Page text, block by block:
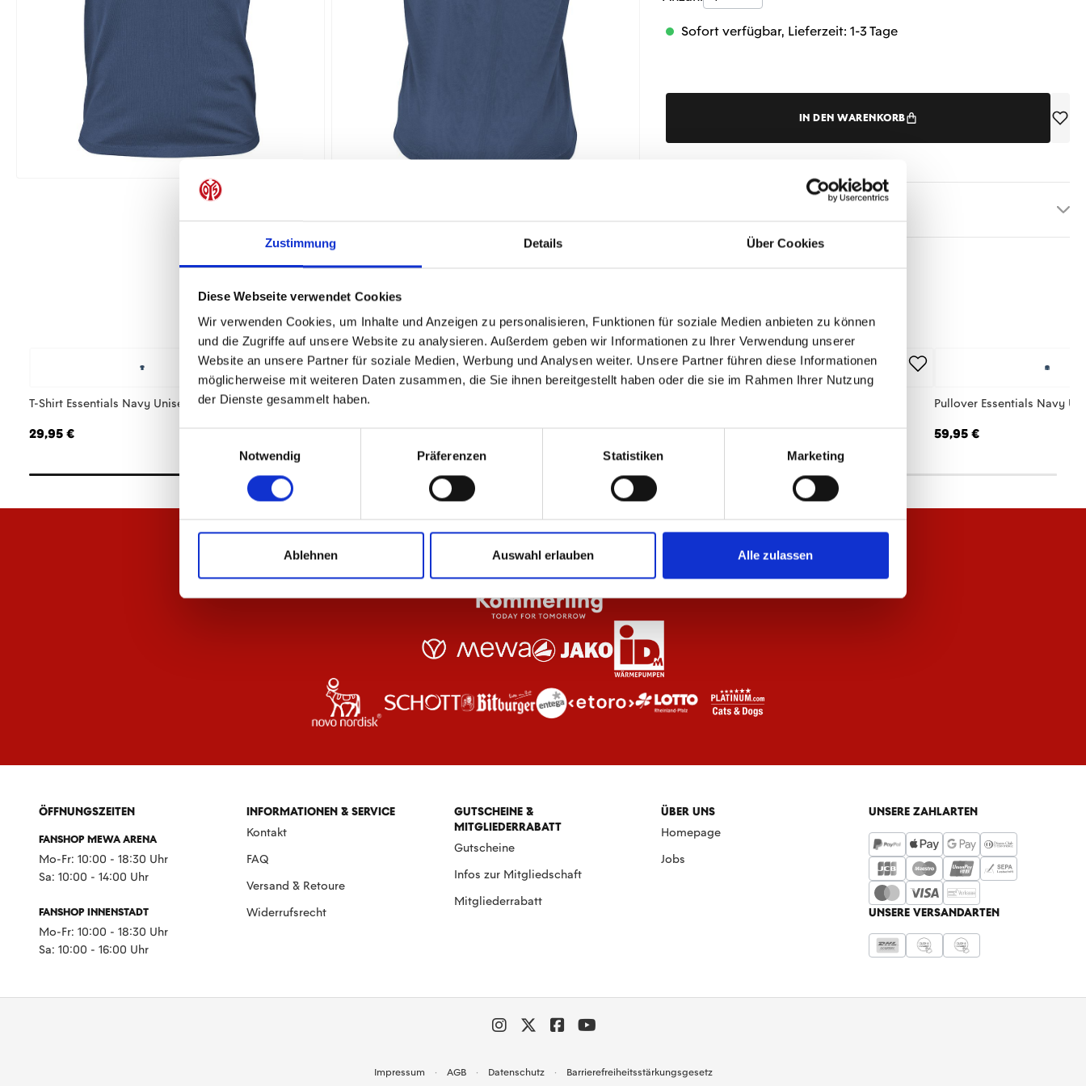
Zustimmung Details Über Cookies
Diese Webseite verwendet Cookies
Wir verwenden Cookies, um Inhalte und Anzeigen zu personalisieren, Funktionen für soziale Medien anbieten zu können
und die Zugriffe auf unsere Website zu analysieren. Außerdem geben wir Informationen zu Ihrer Verwendung unserer
Website an unsere Partner für soziale Medien, Werbung und Analysen weiter. Unsere Partner führen diese Informationen
möglicherweise mit weiteren Daten zusammen, die Sie ihnen bereitgestellt haben oder die sie im Rahmen Ihrer Nutzung
der Dienste gesammelt haben.
Notwendig
Präferenzen Statistiken Marketing
Ablehnen Auswahl erlauben Alle zulassen
Sofort verfügbar, Lieferzeit: 1-3 Tage
IN DEN WARENKORB
T-Shirt Essentials Navy Unisex
29,95 €
T-Shirt Essentials Anthrazit Unisex
29,95 € 24,95 € 29,95 €
Pullover Essentials Navy
59,95 €
ÖFFNUNGSZEITEN
FANSHOP MEWA ARENA
Mo-Fr: 10:00 - 18:30 Uhr
Sa: 10:00 - 14:00 Uhr
FANSHOP INNENSTADT
Mo-Fr: 10:00 - 18:30 Uhr
Sa: 10:00 - 16:00 Uhr
INFORMATIONEN & SERVICE
Kontakt
FAQ
Versand & Retoure
Widerrufsrecht
GUTSCHEINE &
MITGLIEDERRABATT
Gutscheine
Infos zur Mitgliedschaft
Mitgliederrabatt
ÜBER UNS
Homepage
Jobs
UNSERE ZAHLARTEN
UNSERE VERSANDARTEN
Impressum AGB Datenschutz Barrierefreiheitsstärkungsgesetz